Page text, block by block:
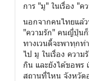
การ "มู" ในเรื่อง "ค
นอกจากคนไทยแล้ว
"ความรัก" คนญี่ปุ่น
ทางเวนดี้จะพาทุก
ไป มู ในเรื่อง ควา
กิน และยังได้ขอพร
สถานที่ไหน จังหวัด